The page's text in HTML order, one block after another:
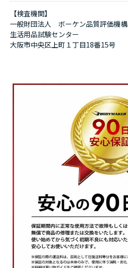
【検査機関】
一般財団法人 ボーケン品質評価機構
生活用品試験センター
大阪市中央区上町１丁目18番15号